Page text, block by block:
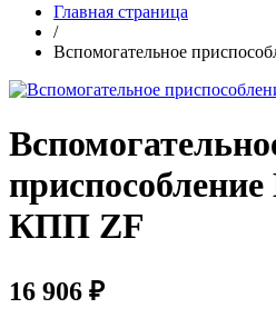
Главная страница
/
Вспомогательное
КПП ZF
16 906 ₽